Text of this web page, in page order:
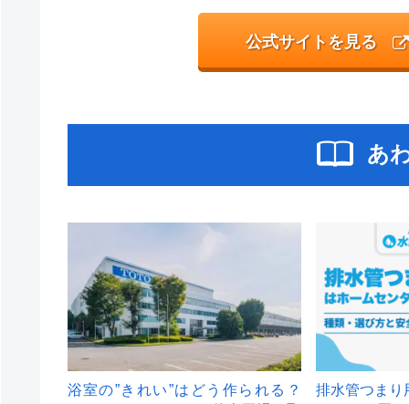
公式サイトを見る
あ
浴室の”きれい”はどう作られる？
排水管つまり